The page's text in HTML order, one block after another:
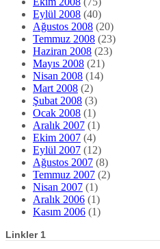
Eylül 2008 (40)
Ağustos 2008 (20)
Temmuz 2008 (23)
Haziran 2008 (23)
Mayıs 2008 (21)
Nisan 2008 (14)
Mart 2008 (2)
Şubat 2008 (3)
Ocak 2008 (1)
Aralık 2007 (1)
Ekim 2007 (4)
Eylül 2007 (12)
Ağustos 2007 (8)
Temmuz 2007 (2)
Nisan 2007 (1)
Aralık 2006 (1)
Kasım 2006 (1)
Linkler 1